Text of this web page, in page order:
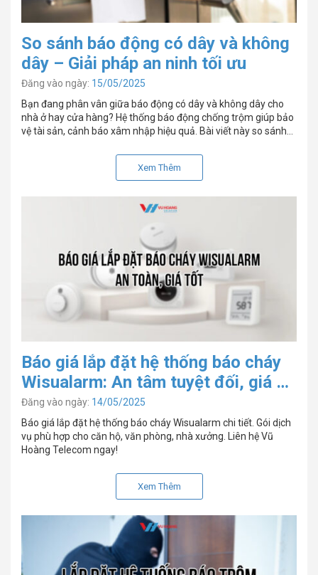
So sánh báo động có dây và không
dây – Giải pháp an ninh tối ưu
Đăng vào ngày: 15/05/2025
Bạn đang phân vân giữa báo động có dây và không dây cho
nhà ở hay cửa hàng? Hệ thống báo động chống trộm giúp bảo
vệ tài sản, cảnh báo xâm nhập hiệu quả. Bài viết này so sánh
phù hợp. Khám phá ngay tại Vũ Hoàng Telecom để nhận tư
vấn và sản phẩm chính hãng!Xem Thêm
Báo giá lắp đặt hệ thống báo cháy
Wisualarm: An tâm tuyệt đối, giá cả
rõ ràng
Đăng vào ngày: 14/05/2025
Báo giá lắp đặt hệ thống báo cháy Wisualarm chi tiết. Gói dịch
vụ phù hợp cho căn hộ, văn phòng, nhà xưởng. Liên hệ Vũ
Hoàng Telecom ngay!
Xem Thêm